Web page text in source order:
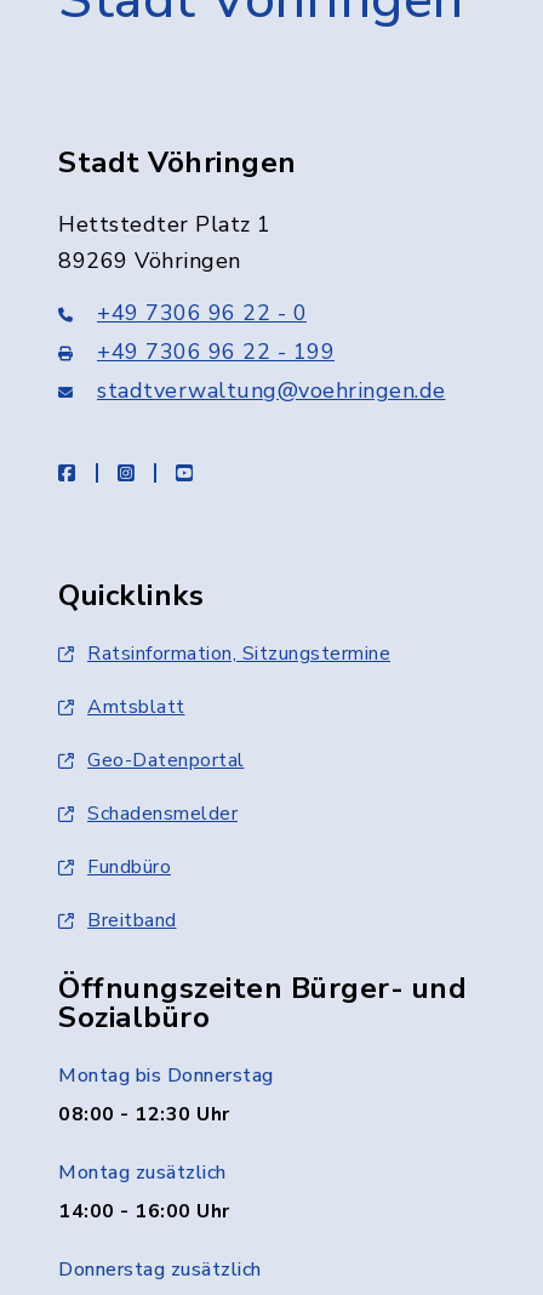
Stadt Vöhringen
Hettstedter Platz 1
89269 Vöhringen
+49 7306 96 22 - 0
+49 7306 96 22 - 199
stadtverwaltung@voehringen.de
facebookinstagramyoutube
Quicklinks
Ratsinformation, Sitzungstermine
Amtsblatt
Geo-Datenportal
Schadensmelder
Fundbüro
Breitband
Öffnungszeiten Bürger- und
Sozialbüro
Montag bis Donnerstag
08:00 - 12:30 Uhr
Montag zusätzlich
14:00 - 16:00 Uhr
Donnerstag zusätzlich